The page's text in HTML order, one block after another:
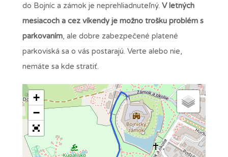
do Bojníc a zámok je neprehliadnuteľný. V letných
mesiacoch a cez víkendy je možno trošku problém s
parkovaním, ale dobre zabezpečené platené
parkoviská sa o vás postarajú. Verte alebo nie,
nemáte sa kde stratiť.
+
−